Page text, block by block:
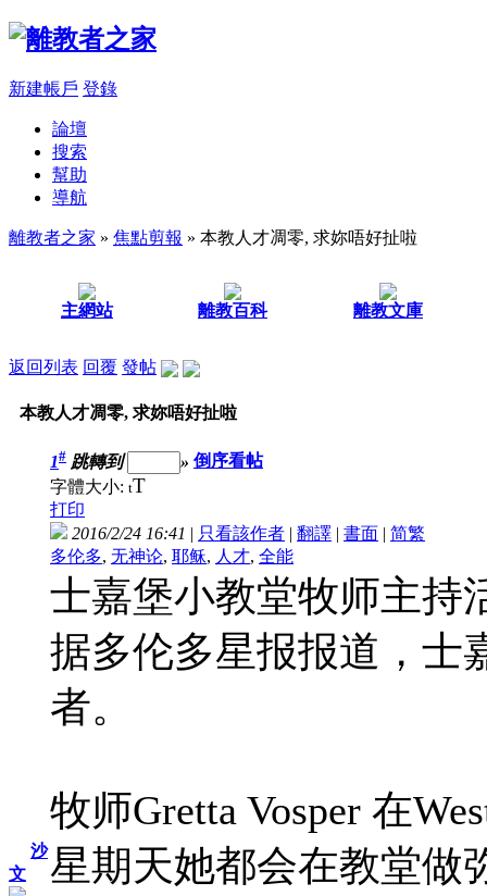
新建帳戶 登錄
論壇
搜索
幫助
導航
離教者之家 » 焦點剪報 » 本教人才凋零, 求妳唔好扯啦
主網站 離教百科 離教文庫
返回列表 回覆 發帖
本教人才凋零, 求妳唔好扯啦
沙
文
1# 跳轉到 » 倒序看帖
字體大小: tT
打印
2016/2/24 16:41 | 只看該作者 | 翻譯 | 書面 | 简繁
多伦多, 无神论, 耶稣, 人才, 全能
士嘉堡小教堂牧师主持
据多伦多星报报道，士
者。
牧师Gretta Vosper 在
星期天她都会在教堂做